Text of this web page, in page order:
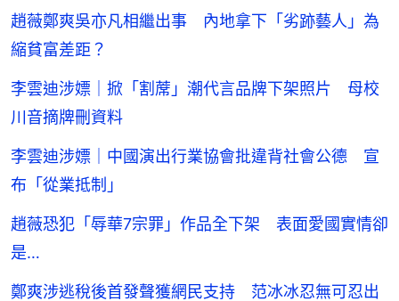
趙薇鄭爽吳亦凡相繼出事 內地拿下「劣跡藝人」為
縮貧富差距？
李雲迪涉嫖｜掀「割蓆」潮代言品牌下架照片 母校
川音摘牌刪資料
李雲迪涉嫖｜中國演出行業協會批違背社會公德 宣
布「從業抵制」
趙薇恐犯「辱華7宗罪」作品全下架 表面愛國實情卻
是…
鄭爽涉逃稅後首發聲獲網民支持 范冰冰忍無可忍出